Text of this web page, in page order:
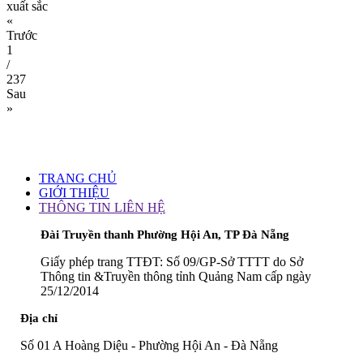
xuất sắc
«
Trước
1
/
237
Sau
»
TRANG CHỦ
GIỚI THIỆU
THÔNG TIN LIÊN HỆ
Đài Truyền thanh Phường Hội An, TP Đà Nẵng
Giấy phép trang TTĐT: Số 09/GP-Sở TTTT do Sở
Thông tin &Truyền thông tỉnh Quảng Nam cấp ngày
25/12/2014
Địa chỉ
Số 01 A Hoàng Diệu - Phường Hội An - Đà Nẵng